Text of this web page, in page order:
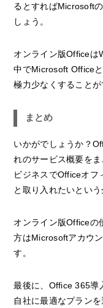
るとすればMicrosoft
しょう。
オンライン版Officeは
中でMicrosoft Office
極力少なくすることが
まとめ
いかがでしょうか？
れのサービス概要を
ビジネスでOfficeオフ
と取り入れたいとい
オンライン版Officeの
方はMicrosoftアカウ
す。
最後に、Office 365導
自社に最適なプラン